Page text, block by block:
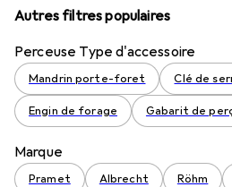
Autres filtres populaires
Perceuse Type d'accessoire
Mandrin porte-foret Clé de
Engin de forage Gabarit de
Marque
Pramet Albrecht Röhm